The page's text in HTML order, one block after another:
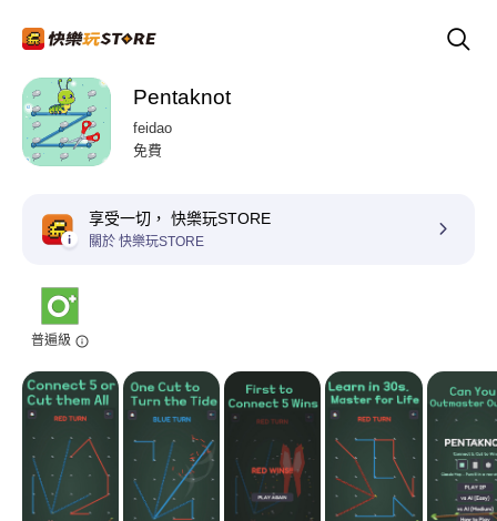
Pentaknot
feidao
免費
享受一切， 快樂玩STORE
關於 快樂玩STORE
普遍級